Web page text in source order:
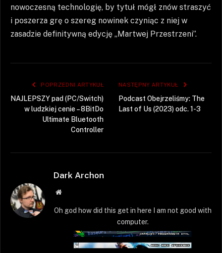
nowoczesną technologię, by tytuł mógł znów straszyć
i poszerza grę o szereg nowinek czyniąc z niej w
zasadzie definitywną edycję „Martwej Przestrzeni”.
POPRZEDNI ARTYKUŁ
NAJLEPSZY pad (PC/Switch)
w ludzkiej cenie – 8BitDo
Ultimate Bluetooth
Controller
NASTĘPNY ARTYKUŁ
Podcast Obejrzeliśmy: The
Last of Us (2023) odc. 1-3
Dark Archon
Strona
Oh god how did this get in here I am not good with
computer.